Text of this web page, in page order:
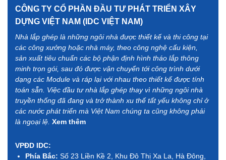
CÔNG TY CỔ PHẦN ĐẦU TƯ PHÁT TRIỂN XÂY
DỰNG VIỆT NAM (IDC VIỆT NAM)
Nhà lắp ghép là những ngôi nhà được thiết kế và thi công tại
các công xưởng hoặc nhà máy, theo công nghệ cấu kiện,
sản xuất tiêu chuẩn các bộ phận định hình tháo lắp thông
minh trọn gói, sau đó được vận chuyển tới công trình dưới
dạng các Module và ráp lại với nhau theo thiết kế được tính
toán sẵn. Việc đầu tư nhà lắp ghép thay vì những ngôi nhà
truyền thống đã đang và trở thành xu thế tất yếu không chỉ ở
các nước phát triển mà Việt Nam chúng ta cũng không phải
là ngoại lệ. Xem thêm
VPĐD IDC:
Phía Bắc: Số 23 Liền Kề 2, Khu Đô Thị Xa La, Hà Đông,